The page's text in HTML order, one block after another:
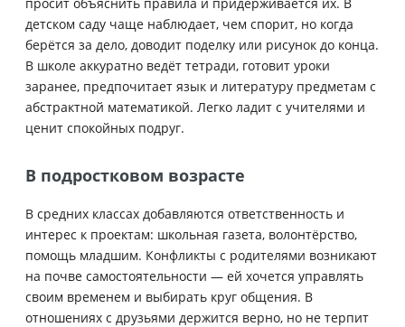
детском саду чаще наблюдает, чем спорит, но когда
берётся за дело, доводит поделку или рисунок до конца.
В школе аккуратно ведёт тетради, готовит уроки
заранее, предпочитает язык и литературу предметам с
абстрактной математикой. Легко ладит с учителями и
ценит спокойных подруг.
В подростковом возрасте
В средних классах добавляются ответственность и
интерес к проектам: школьная газета, волонтёрство,
помощь младшим. Конфликты с родителями возникают
на почве самостоятельности — ей хочется управлять
своим временем и выбирать круг общения. В
отношениях с друзьями держится верно, но не терпит